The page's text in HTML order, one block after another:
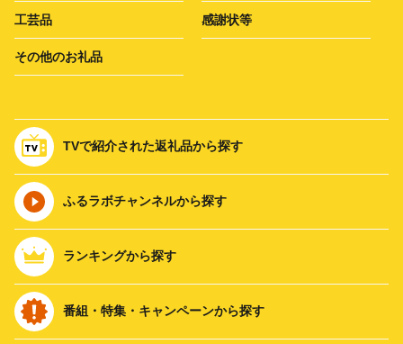
工芸品 感謝状等
その他のお礼品
TVで紹介された返礼品から探す
ふるラボチャンネルから探す
ランキングから探す
番組・特集・キャンペーンから探す